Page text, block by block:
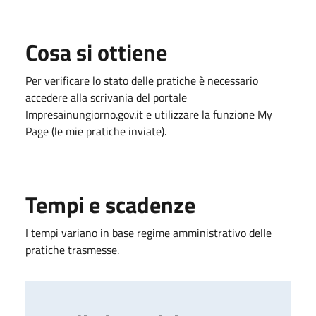
Cosa si ottiene
Per verificare lo stato delle pratiche è necessario
accedere alla scrivania del portale
Impresainungiorno.gov.it e utilizzare la funzione My
Page (le mie pratiche inviate).
Tempi e scadenze
I tempi variano in base regime amministrativo delle
pratiche trasmesse.